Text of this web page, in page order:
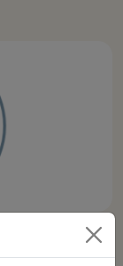
eficazes